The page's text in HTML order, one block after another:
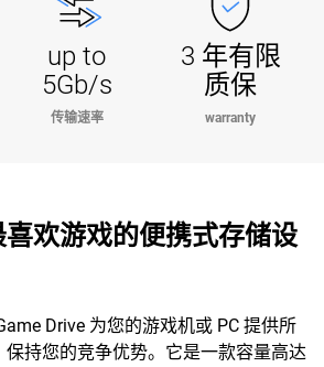
up to
5Gb/s
传输速率
3 年有限
质保
warranty
欢游戏的便携式存储设
Drive 为您的游戏机或 PC 提供所
保持您的竞争优势。它是一款容量高达